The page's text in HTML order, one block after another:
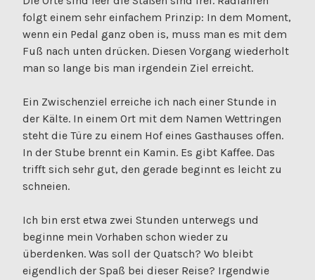
folgt einem sehr einfachem Prinzip: In dem Moment,
wenn ein Pedal ganz oben is, muss man es mit dem
Fuß nach unten drücken. Diesen Vorgang wiederholt
man so lange bis man irgendein Ziel erreicht.
Ein Zwischenziel erreiche ich nach einer Stunde in
der Kälte. In einem Ort mit dem Namen Wettringen
steht die Türe zu einem Hof eines Gasthauses offen.
In der Stube brennt ein Kamin. Es gibt Kaffee. Das
trifft sich sehr gut, den gerade beginnt es leicht zu
schneien.
Ich bin erst etwa zwei Stunden unterwegs und
beginne mein Vorhaben schon wieder zu
überdenken. Was soll der Quatsch? Wo bleibt
eigendlich der Spaß bei dieser Reise? Irgendwie